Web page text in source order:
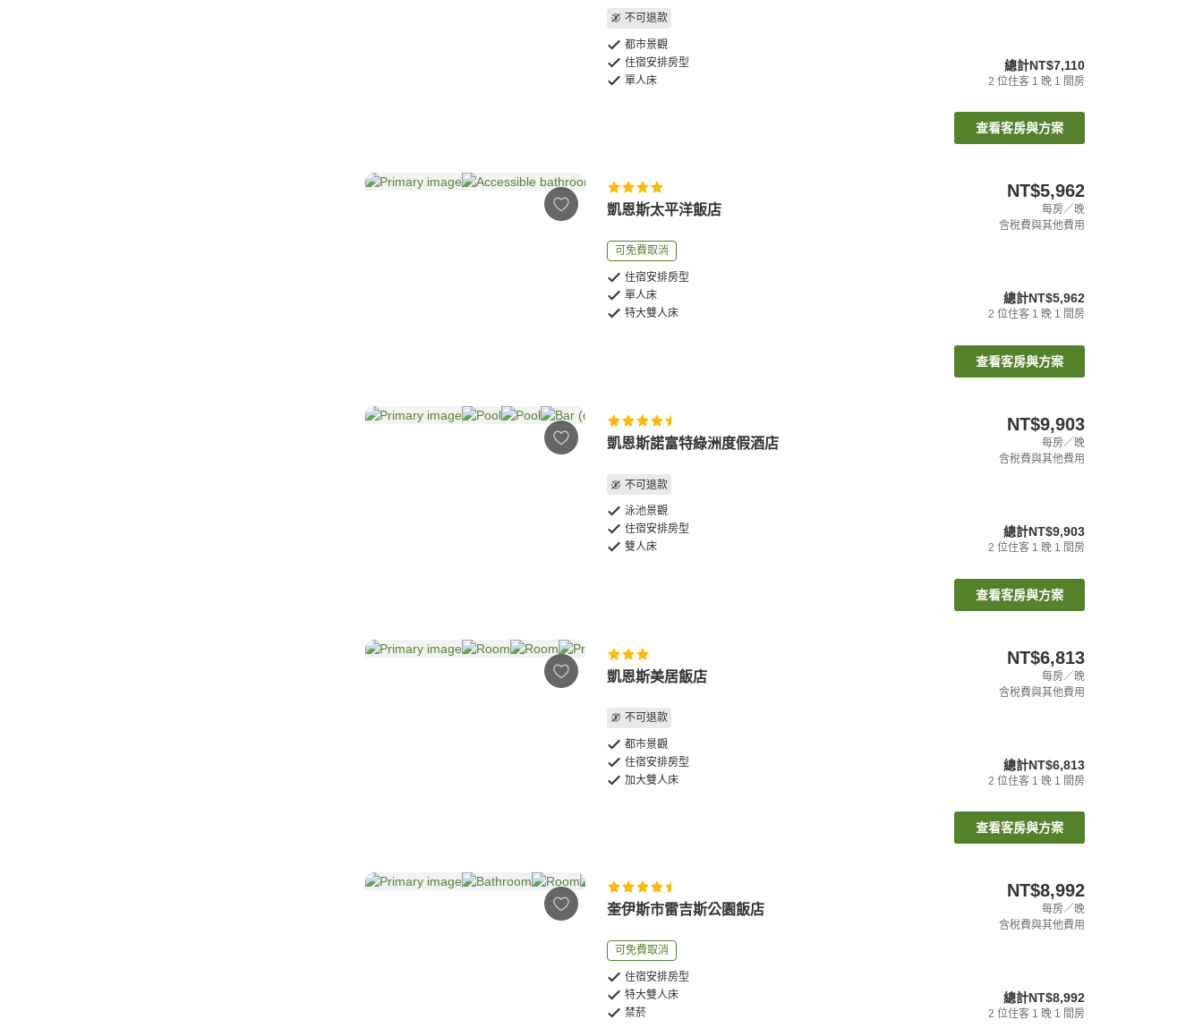
不可退款
都市景觀
住宿安排房型
單人床
總計NT$7,110
2 位住客 1 晚 1 間房
查看客房與方案
凱恩斯太平洋飯店
可免費取消
住宿安排房型
單人床
特大雙人床
NT$5,962
每房／晚
含稅費與其他費用
總計NT$5,962
2 位住客 1 晚 1 間房
查看客房與方案
凱恩斯諾富特綠洲度假酒店
不可退款
泳池景觀
住宿安排房型
雙人床
NT$9,903
每房／晚
含稅費與其他費用
總計NT$9,903
2 位住客 1 晚 1 間房
查看客房與方案
凱恩斯美居飯店
不可退款
都市景觀
住宿安排房型
加大雙人床
NT$6,813
每房／晚
含稅費與其他費用
總計NT$6,813
2 位住客 1 晚 1 間房
查看客房與方案
奎伊斯市雷吉斯公園飯店
可免費取消
住宿安排房型
特大雙人床
禁菸
NT$8,992
每房／晚
含稅費與其他費用
總計NT$8,992
2 位住客 1 晚 1 間房